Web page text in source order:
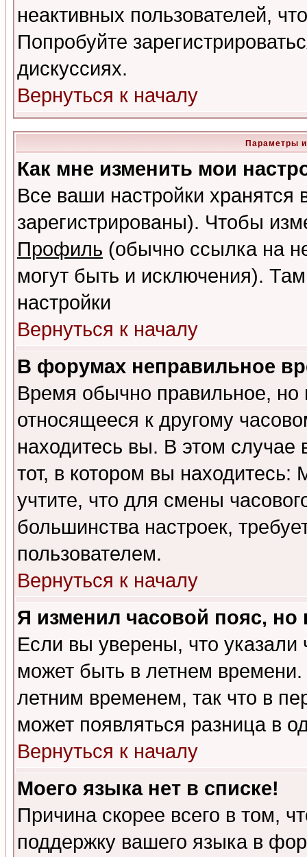
неактивных пользователей,
Попробуйте
дискуссиях.
Вернуться к началу
Параметры
Как мне изменить мои
Все ваши настройки
зарегистрированы). Чтобы
Профиль (обычно ссылка на
могут быть и исключения).
настройки
Вернуться к началу
В форумах неправильное
Время обычно правильное,
относящееся к другому
находитесь вы. В этом
тот, в котором вы
учтите, что для смены
большинства настроек,
пользователем.
Вернуться к началу
Я изменил часовой пояс,
Если вы уверены, что указали
может быть в летнем
летним временем, так что в
может появляться разница в
Вернуться к началу
Моего языка нет в списке!
Причина скорее всего в том,
поддержку вашего языка в